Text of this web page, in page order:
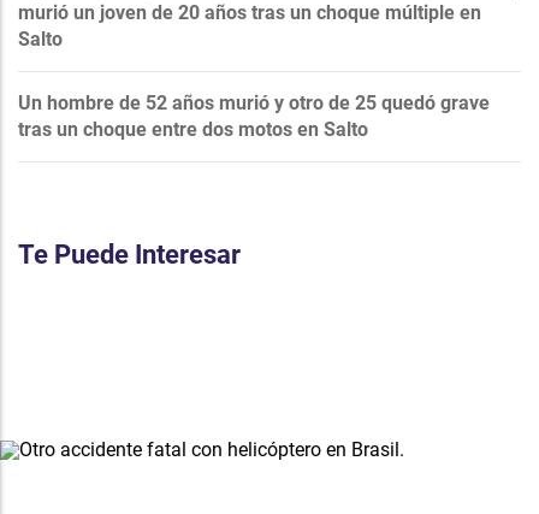
murió un joven de 20 años tras un choque múltiple en
Salto
Un hombre de 52 años murió y otro de 25 quedó grave
tras un choque entre dos motos en Salto
Te Puede Interesar